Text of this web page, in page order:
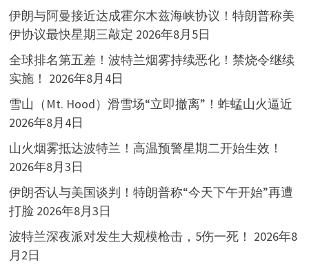
伊朗与阿曼接近达成霍尔木兹海峡协议！特朗普称美
伊协议最快星期三敲定 2026年8月5日
全球排名第五差！波特兰烟雾持续恶化！禁烧令继续
实施！ 2026年8月4日
雪山（Mt. Hood）滑雪场“立即撤离”！蚱蜢山火逼近
2026年8月4日
山火烟雾抵达波特兰！高温预警星期二开始生效！
2026年8月3日
伊朗否认与美国谈判！特朗普称“今天下午开始”再遭
打脸 2026年8月3日
波特兰深夜派对发生大规模枪击，5伤一死！ 2026年8
月2日